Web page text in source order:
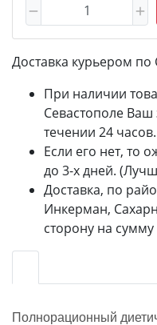
Доставка курьером по
При наличии
Севастополе Ваш
течении 24 часов.
Если его нет, то
до 3-х дней.
Доставка, по
Инкерман,
сторону на сумму
Полнорационный